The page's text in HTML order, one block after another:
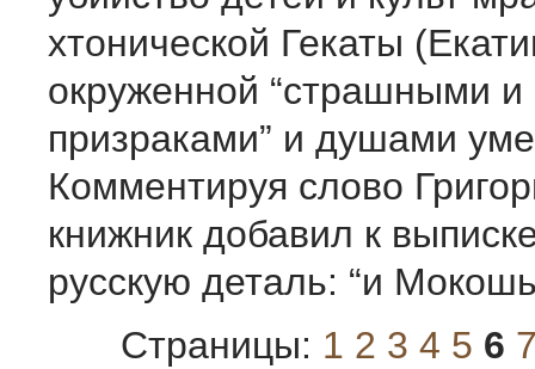
хтонической Гекаты
окруженной “страшными
призраками” и душами
Комментируя слово
книжник добавил к
русскую деталь: “и Мокошь
Страницы: 1 2 3 4 5 6